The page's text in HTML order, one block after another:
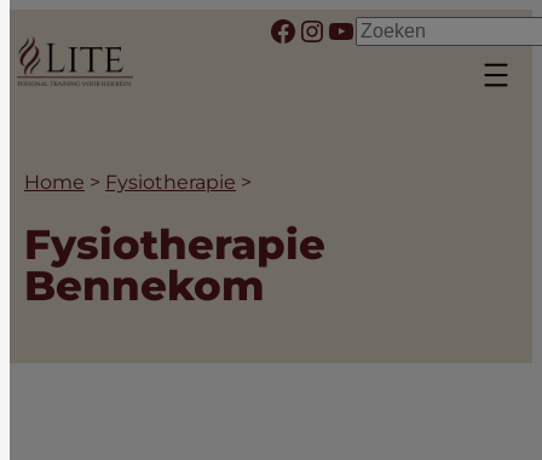
naar
de
Facebook
Instagram
YouTube
Zoeken
Home > Fysiotherapie >
Fysiotherapie
Bennekom